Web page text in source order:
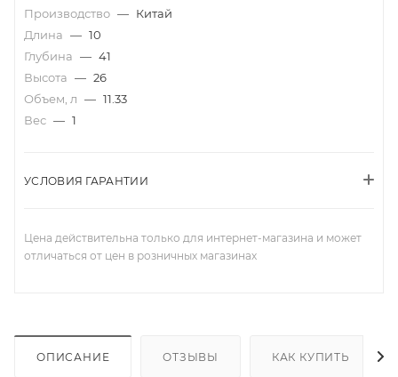
Производство — Китай
Длина — 10
Глубина — 41
Высота — 26
Объем, л — 11.33
Вес — 1
УСЛОВИЯ ГАРАНТИИ
Цена действительна только для интернет-магазина и может
отличаться от цен в розничных магазинах
ОПИСАНИЕ ОТЗЫВЫ КАК КУПИТЬ